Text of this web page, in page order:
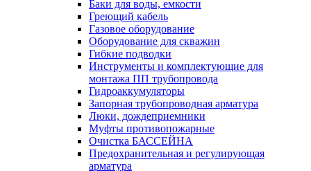
Баки для воды, емкости
Греющий кабель
Газовое оборудование
Оборудование для скважин
Гибкие подводки
Инструменты и комплектующие для
монтажа ПП трубопровода
Гидроаккумуляторы
Запорная трубопроводная арматура
Люки, дождеприемники
Муфты противопожарные
Очистка БАССЕЙНА
Предохранительная и регулирующая
арматура